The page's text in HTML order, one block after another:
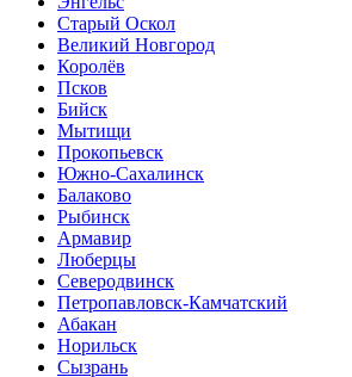
Старый Оскол
Великий Новгород
Королёв
Псков
Бийск
Мытищи
Прокопьевск
Южно-Сахалинск
Балаково
Рыбинск
Армавир
Люберцы
Северодвинск
Петропавловск-Камчатский
Абакан
Норильск
Сызрань